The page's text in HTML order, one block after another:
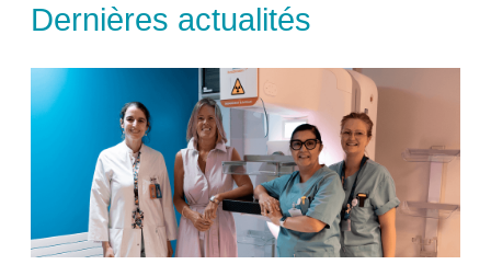
Dernières actualités